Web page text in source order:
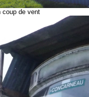
coup de vent